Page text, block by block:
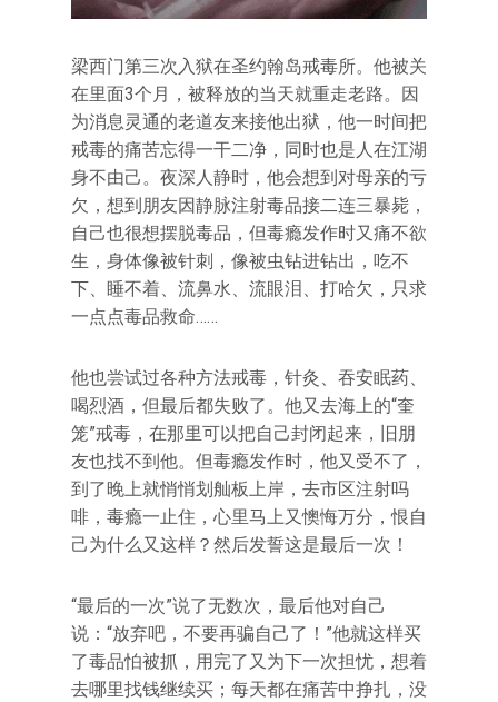
梁西门第三次入狱在圣约翰岛戒毒所。他被关
在里面3个月，被释放的当天就重走老路。因
为消息灵通的老道友来接他出狱，他一时间把
戒毒的痛苦忘得一干二净，同时也是人在江湖
身不由己。夜深人静时，他会想到对母亲的亏
欠，想到朋友因静脉注射毒品接二连三暴毙，
自己也很想摆脱毒品，但毒瘾发作时又痛不欲
生，身体像被针刺，像被虫钻进钻出，吃不
下、睡不着、流鼻水、流眼泪、打哈欠，只求
一点点毒品救命……
他也尝试过各种方法戒毒，针灸、吞安眠药、
喝烈酒，但最后都失败了。他又去海上的“奎
笼”戒毒，在那里可以把自己封闭起来，旧朋
友也找不到他。但毒瘾发作时，他又受不了，
到了晚上就悄悄划舢板上岸，去市区注射吗
啡，毒瘾一止住，心里马上又懊悔万分，恨自
己为什么又这样？然后发誓这是最后一次！
“最后的一次”说了无数次，最后他对自己
说：“放弃吧，不要再骗自己了！”他就这样买
了毒品怕被抓，用完了又为下一次担忧，想着
去哪里找钱继续买；每天都在痛苦中挣扎，没